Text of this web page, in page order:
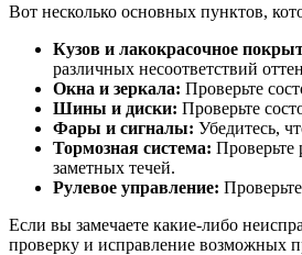
Вот несколько основных пунктов,
Кузов и лакокрасочное
различных несоответствий
Окна и зеркала: Проверьте
Шины и диски: Проверьте
Фары и сигналы: Убедитесь,
Тормозная система: Проверьте
заметных течей.
Рулевое управление:
Если вы замечаете какие-либо
проверку и исправление возможных